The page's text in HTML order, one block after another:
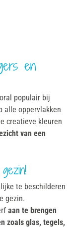
en
populair bij
alle oppervlakken
creatieve kleuren
van een
te beschilderen
gezin.
aan te brengen
zoals glas, tegels,